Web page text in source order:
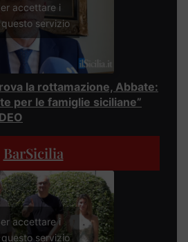
accettare i
servizio
la rottamazione, Abbate:
per le famiglie siciliane”
BarSicilia
accettare i
servizio